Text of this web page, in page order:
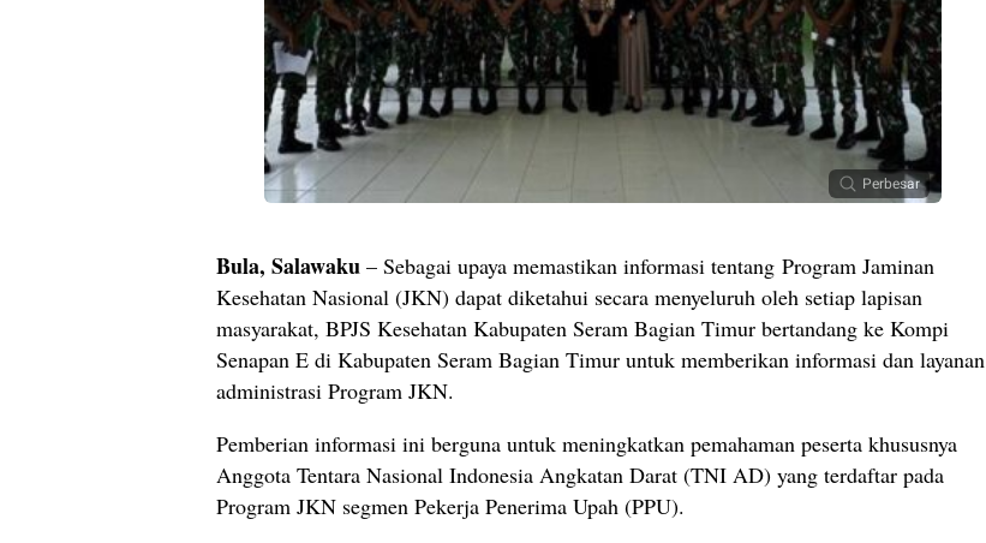
Perbesar
Bula, Salawaku – Sebagai upaya memastikan informasi tentang Program Jaminan
Kesehatan Nasional (JKN) dapat diketahui secara menyeluruh oleh setiap lapisan
masyarakat, BPJS Kesehatan Kabupaten Seram Bagian Timur bertandang ke Kompi
Senapan E di Kabupaten Seram Bagian Timur untuk memberikan informasi dan layanan
administrasi Program JKN.
Pemberian informasi ini berguna untuk meningkatkan pemahaman peserta khususnya
Anggota Tentara Nasional Indonesia Angkatan Darat (TNI AD) yang terdaftar pada
Program JKN segmen Pekerja Penerima Upah (PPU).